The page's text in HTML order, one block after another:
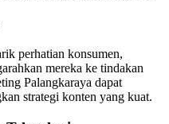
perhatian konsumen,
mereka ke tindakan
Palangkaraya dapat
strategi konten yang kuat.